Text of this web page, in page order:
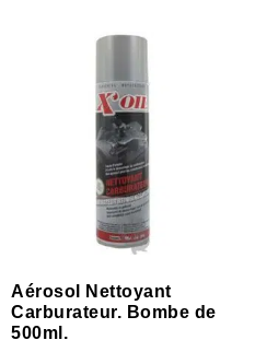
Aérosol Nettoyant
Carburateur. Bombe de
500ml.